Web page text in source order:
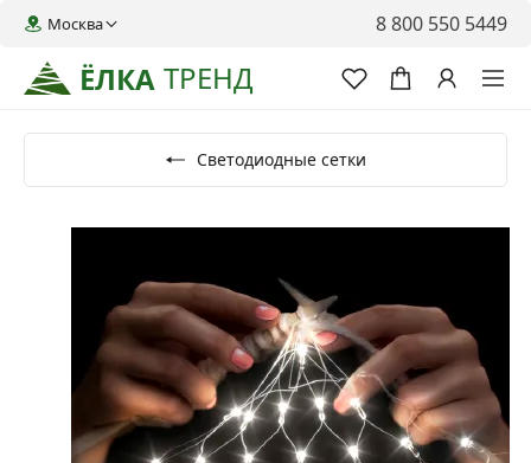
ЁЛКА ТРЕНД
Москва 8 800 550 5449
Светодиодные сетки